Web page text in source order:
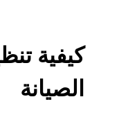
كيفية
الصيانة